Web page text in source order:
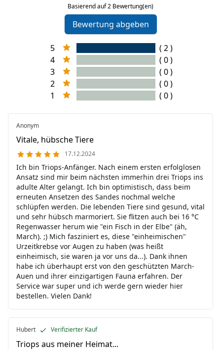
Basierend auf 2 Bewertung(en)
Bewertung abgeben
5
( 2 )
4
( 0 )
3
( 0 )
2
( 0 )
1
( 0 )
Anonym
Vitale, hübsche Tiere
17.12.2024
Ich bin Triops-Anfänger. Nach einem ersten erfolglosen
Ansatz sind mir beim nächsten immerhin drei Triops ins
adulte Alter gelangt. Ich bin optimistisch, dass beim
erneuten Ansetzen des Sandes nochmal welche
schlüpfen werden. Die lebenden Tiere sind gesund, vital
und sehr hübsch marmoriert. Sie flitzen auch bei 16 °C
Regenwasser herum wie "ein Fisch in der Elbe" (äh,
March). ;) Mich fasziniert es, diese "einheimischen"
Urzeitkrebse vor Augen zu haben (was heißt
einheimisch, sie waren ja vor uns da...). Dank ihnen
habe ich überhaupt erst von den geschützten March-
Auen und ihrer einzigartigen Fauna erfahren. Der
Service war super und ich werde gern wieder hier
bestellen. Vielen Dank!
Hubert Verifizierter Kauf
Triops aus meiner Heimat...